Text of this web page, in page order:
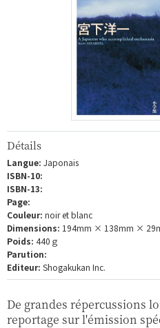
Détails
Langue: Japonais
ISBN-10:
ISBN-13:
Page:
Couleur: noir et blanc
Dimensions: 194mm × 138mm ×
Poids: 440ｇ
Parution:
Editeur: Shogakukan Inc.
De grandes répercussions
reportage sur l'émission